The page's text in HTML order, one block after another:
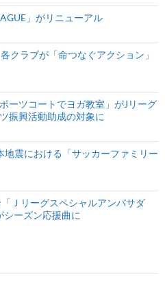
」がリニューアル
クラブが「命つなぐアクション」
ーツコートでヨガ教室」がJリーグ
振興活動助成の対象に
震における「サッカーファミリー
Ｊリーグスペシャルアンバサダ
シーズン応援曲に